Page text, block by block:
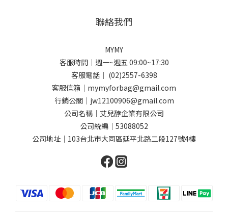
聯絡我們
MYMY
客服時間｜週一~週五 09:00~17:30
客服電話｜ (02)2557-6398
客服信箱｜mymyforbag@gmail.com
行銷公關｜jw12100906@gmail.com
公司名稱｜艾兒馞企業有限公司
公司統編｜53088052
公司地址｜103台北市大同區延平北路二段127號4樓